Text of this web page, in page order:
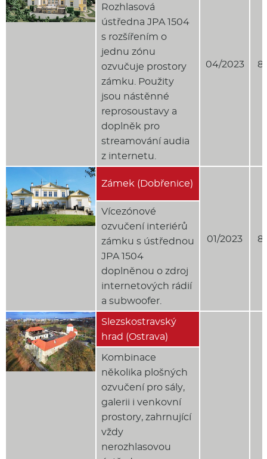
04/2023
Rozhlasová
ústředna JPA 1504
s rozšířením o
jednu zónu
ozvučuje prostory
zámku. Použity
jsou nástěnné
reprosoustavy a
doplněk pro
streamování audia
z internetu.
Zámek (Dobřenice)
01/2023
Vícezónové
ozvučení interiérů
zámku s ústřednou
JPA 1504
doplněnou o zdroj
internetových rádií
a subwoofer.
Slezskostravský
hrad (Ostrava)
Kombinace
několika plošných
ozvučení pro sály,
galerii i venkovní
prostory, zahrnující
vždy
nerozhlasovou